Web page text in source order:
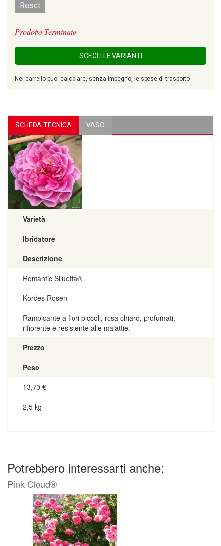
Reset
Prodotto Terminato
SCEGLI LE VARIANTI
Nel carrello puoi calcolare, senza impegno, le spese di trasporto
SCHEDA TECNICA VASO
Varietà
Ibridatore
Descrizione
Romantic Siluetta®
Kordes Rosen
Rampicante a fiori piccoli, rosa chiaro, profumati;
rifiorente e resistente alle malattie.
Prezzo
Peso
13,70 €
2,5 kg
Potrebbero interessarti anche:
Pink Cloud®